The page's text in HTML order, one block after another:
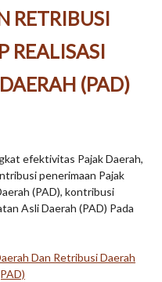
RETRIBUSI
REALISASI
(PAD)
efektivitas Pajak Daerah,
penerimaan Pajak
(PAD), kontribusi
Asli Daerah (PAD) Pada
Dan Retribusi Daerah